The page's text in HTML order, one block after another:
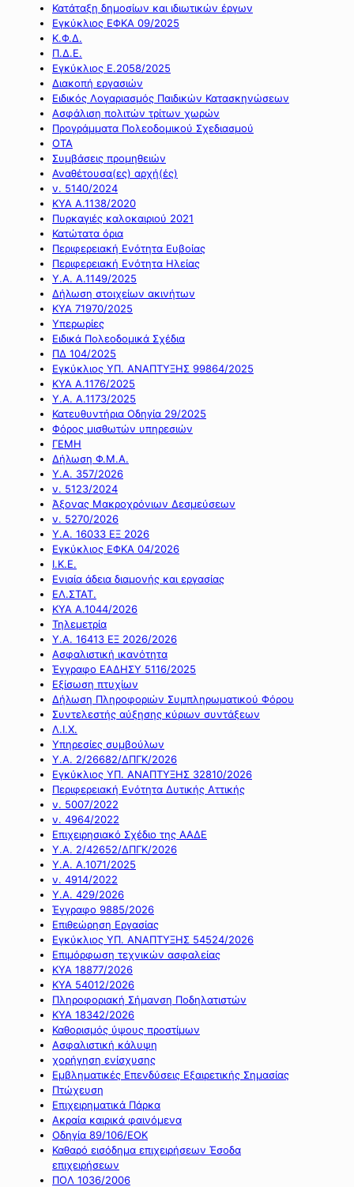
Κατάταξη δημοσίων και ιδιωτικών έργων
Εγκύκλιος ΕΦΚΑ 09/2025
Κ.Φ.Δ.
Π.Δ.Ε.
Εγκύκλιος Ε.2058/2025
Διακοπή εργασιών
Ειδικός Λογαριασμός Παιδικών Κατασκηνώσεων
Ασφάλιση πολιτών τρίτων χωρών
Προγράμματα Πολεοδομικού Σχεδιασμού
ΟΤΑ
Συμβάσεις προμηθειών
Αναθέτουσα(ες) αρχή(ές)
ν. 5140/2024
ΚΥΑ Α.1138/2020
Πυρκαγιές καλοκαιριού 2021
Κατώτατα όρια
Περιφερειακή Ενότητα Ευβοίας
Περιφερειακή Ενότητα Ηλείας
Υ.Α. Α.1149/2025
Δήλωση στοιχείων ακινήτων
ΚΥΑ 71970/2025
Υπερωρίες
Ειδικά Πολεοδομικά Σχέδια
ΠΔ 104/2025
Εγκύκλιος ΥΠ. ΑΝΑΠΤΥΞΗΣ 99864/2025
ΚΥΑ Α.1176/2025
Υ.Α. Α.1173/2025
Κατευθυντήρια Οδηγία 29/2025
Φόρος μισθωτών υπηρεσιών
ΓΕΜΗ
Δήλωση Φ.Μ.Α.
Υ.Α. 357/2026
ν. 5123/2024
Άξονας Μακροχρόνιων Δεσμεύσεων
ν. 5270/2026
Υ.Α. 16033 ΕΞ 2026
Εγκύκλιος ΕΦΚΑ 04/2026
Ι.Κ.Ε.
Ενιαία άδεια διαμονής και εργασίας
ΕΛ.ΣΤΑΤ.
ΚΥΑ Α.1044/2026
Τηλεμετρία
Υ.Α. 16413 ΕΞ 2026/2026
Ασφαλιστική ικανότητα
Έγγραφο ΕΑΔΗΣΥ 5116/2025
Εξίσωση πτυχίων
Δήλωση Πληροφοριών Συμπληρωματικού Φόρου
Συντελεστής αύξησης κύριων συντάξεων
Λ.Ι.Χ.
Υπηρεσίες συμβούλων
Υ.Α. 2/26682/ΔΠΓΚ/2026
Εγκύκλιος ΥΠ. ΑΝΑΠΤΥΞΗΣ 32810/2026
Περιφερειακή Ενότητα Δυτικής Αττικής
ν. 5007/2022
ν. 4964/2022
Επιχειρησιακό Σχέδιο της ΑΑΔΕ
Υ.Α. 2/42652/ΔΠΓΚ/2026
Υ.Α. Α.1071/2025
ν. 4914/2022
Υ.Α. 429/2026
Έγγραφο 9885/2026
Επιθεώρηση Εργασίας
Εγκύκλιος ΥΠ. ΑΝΑΠΤΥΞΗΣ 54524/2026
Επιμόρφωση τεχνικών ασφαλείας
ΚΥΑ 18877/2026
ΚΥΑ 54012/2026
Πληροφοριακή Σήμανση Ποδηλατιστών
ΚΥΑ 18342/2026
Καθορισμός ύψους προστίμων
Ασφαλιστική κάλυψη
χορήγηση ενίσχυσης
Εμβληματικές Επενδύσεις Εξαιρετικής Σημασίας
Πτώχευση
Επιχειρηματικά Πάρκα
Ακραία καιρικά φαινόμενα
Οδηγία 89/106/ΕΟΚ
Καθαρό εισόδημα επιχειρήσεων Έσοδα
επιχειρήσεων
ΠΟΛ 1036/2006